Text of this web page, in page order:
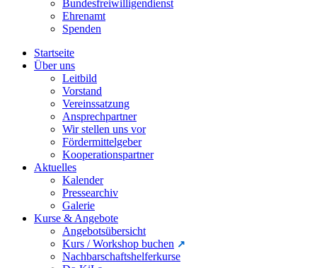
Bundesfreiwilligendienst
Ehrenamt
Spenden
Startseite
Über uns
Leitbild
Vorstand
Vereinssatzung
Ansprechpartner
Wir stellen uns vor
Fördermittelgeber
Kooperationspartner
Aktuelles
Kalender
Pressearchiv
Galerie
Kurse & Angebote
Angebotsübersicht
Kurs / Workshop buchen
Nachbarschaftshelferkurse